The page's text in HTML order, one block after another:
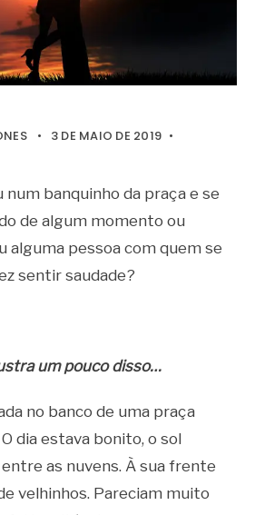
• 3 DE MAIO DE 2019 •
num banquinho da praça e se
de algum momento ou
alguma pessoa com quem se
sentir saudade?
um pouco disso…
no banco de uma praça
dia estava bonito, o sol
as nuvens. À sua frente
velhinhos. Pareciam muito